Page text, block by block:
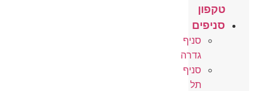
טקפון
סניפים
סניף
גדרה
סניף
תל